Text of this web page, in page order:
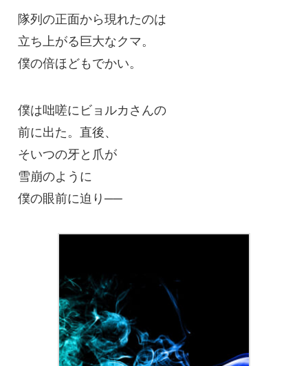
隊列の正面から現れたのは
立ち上がる巨大なクマ。
僕の倍ほどもでかい。
僕は咄嗟にビョルカさんの
前に出た。直後、
そいつの牙と爪が
雪崩のように
僕の眼前に迫り──